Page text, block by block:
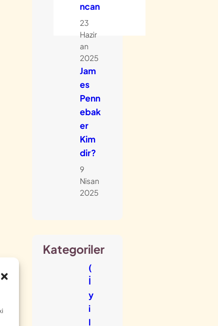
ncan
23
Hazir
an
2025
Jam
es
Penn
ebak
er
Kim
dir?
9
Nisan
2025
Kategoriler
(
İ
y
i
l